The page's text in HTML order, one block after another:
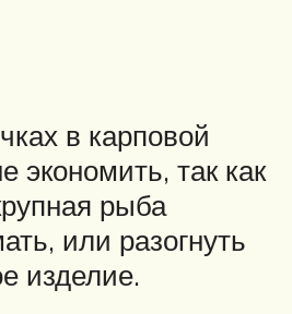
в карповой
экономить, так как
рыба
или разогнуть
изделие.